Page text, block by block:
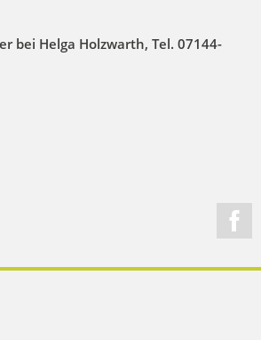
bei Helga Holzwarth, Tel. 07144-